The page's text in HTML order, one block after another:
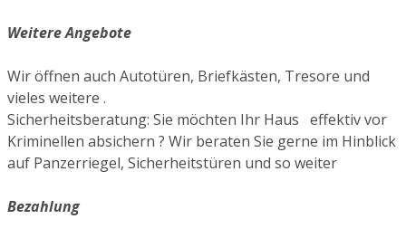
Weitere Angebote
Wir öffnen auch Autotüren, Briefkästen, Tresore und
vieles weitere .
Sicherheitsberatung: Sie möchten Ihr Haus effektiv vor
Kriminellen absichern ? Wir beraten Sie gerne im Hinblick
auf Panzerriegel, Sicherheitstüren und so weiter
Bezahlung